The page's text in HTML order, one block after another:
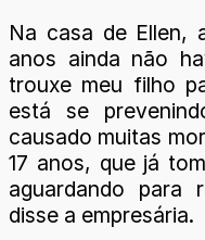
Na casa de Ellen,
anos ainda não
trouxe meu filho
está se
causado muitas
17 anos, que já
aguardando para
disse a empresária.